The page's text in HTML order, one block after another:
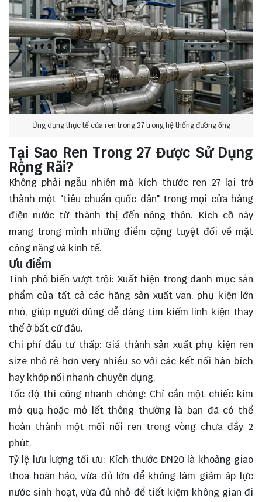
Ứng dụng thực tế của ren trong 27 trong hệ thống đường ống
Tại Sao Ren Trong 27 Được Sử Dụng
Rộng Rãi?
Không phải ngẫu nhiên mà kích thước ren 27 lại trở
thành một "tiêu chuẩn quốc dân" trong mọi cửa hàng
điện nước từ thành thị đến nông thôn. Kích cỡ này
mang trong mình những điểm cộng tuyệt đối về mặt
công năng và kinh tế.
Ưu điểm
Tính phổ biến vượt trội: Xuất hiện trong danh mục sản
phẩm của tất cả các hãng sản xuất van, phụ kiện lớn
nhỏ, giúp người dùng dễ dàng tìm kiếm linh kiện thay
thế ở bất cứ đâu.
Chi phí đầu tư thấp: Giá thành sản xuất phụ kiện ren
size nhỏ rẻ hơn very nhiều so với các kết nối hàn bích
hay khớp nối nhanh chuyên dụng.
Tốc độ thi công nhanh chóng: Chỉ cần một chiếc kìm
mỏ quạ hoặc mỏ lết thông thường là bạn đã có thể
hoàn thành một mối nối ren trong vòng chưa đầy 2
phút.
Tỷ lệ lưu lượng tối ưu: Kích thước DN20 là khoảng giao
thoa hoàn hảo, vừa đủ lớn để không làm giảm áp lực
nước sinh hoạt, vừa đủ nhỏ để tiết kiệm không gian đi